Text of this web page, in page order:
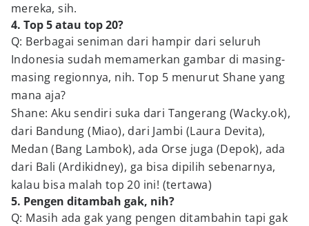
mereka, sih.
4. Top 5 atau top 20?
Q: Berbagai seniman dari hampir dari seluruh
Indonesia sudah memamerkan gambar di masing-
masing regionnya, nih. Top 5 menurut Shane yang
mana aja?
Shane: Aku sendiri suka dari Tangerang (Wacky.ok),
dari Bandung (Miao), dari Jambi (Laura Devita),
Medan (Bang Lambok), ada Orse juga (Depok), ada
dari Bali (Ardikidney), ga bisa dipilih sebenarnya,
kalau bisa malah top 20 ini! (tertawa)
5. Pengen ditambah gak, nih?
Q: Masih ada gak yang pengen ditambahin tapi gak